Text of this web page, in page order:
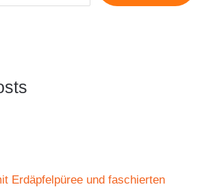
Erdäpfelpüree und faschierten